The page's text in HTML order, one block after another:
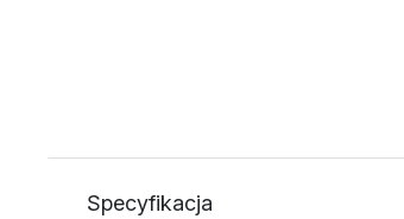
Specyfikacja